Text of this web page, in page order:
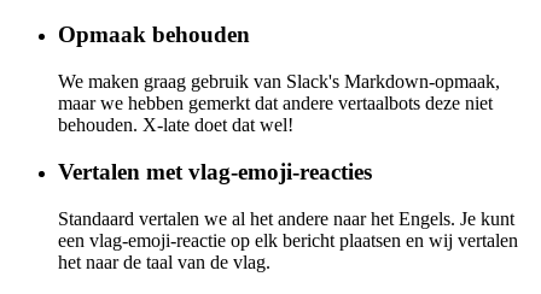
Opmaak behouden
We maken graag gebruik van Slack's Markdown-opmaak,
maar we hebben gemerkt dat andere vertaalbots deze niet
behouden. X-late doet dat wel!
Vertalen met vlag-emoji-reacties
Standaard vertalen we al het andere naar het Engels. Je kunt
een vlag-emoji-reactie op elk bericht plaatsen en wij vertalen
het naar de taal van de vlag.